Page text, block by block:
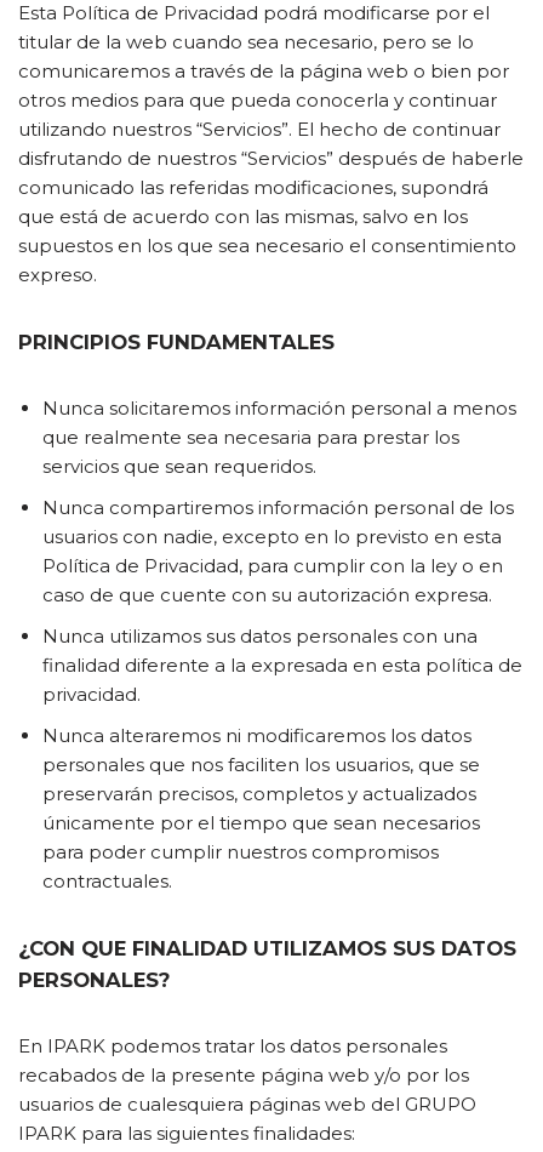
Esta Política de Privacidad podrá modificarse por el
titular de la web cuando sea necesario, pero se lo
comunicaremos a través de la página web o bien por
otros medios para que pueda conocerla y continuar
utilizando nuestros “Servicios”. El hecho de continuar
disfrutando de nuestros “Servicios” después de haberle
comunicado las referidas modificaciones, supondrá
que está de acuerdo con las mismas, salvo en los
supuestos en los que sea necesario el consentimiento
expreso.
PRINCIPIOS FUNDAMENTALES
Nunca solicitaremos información personal a menos
que realmente sea necesaria para prestar los
servicios que sean requeridos.
Nunca compartiremos información personal de los
usuarios con nadie, excepto en lo previsto en esta
Política de Privacidad, para cumplir con la ley o en
caso de que cuente con su autorización expresa.
Nunca utilizamos sus datos personales con una
finalidad diferente a la expresada en esta política de
privacidad.
Nunca alteraremos ni modificaremos los datos
personales que nos faciliten los usuarios, que se
preservarán precisos, completos y actualizados
únicamente por el tiempo que sean necesarios
para poder cumplir nuestros compromisos
contractuales.
¿CON QUE FINALIDAD UTILIZAMOS SUS DATOS
PERSONALES?
En IPARK podemos tratar los datos personales
recabados de la presente página web y/o por los
usuarios de cualesquiera páginas web del GRUPO
IPARK para las siguientes finalidades: